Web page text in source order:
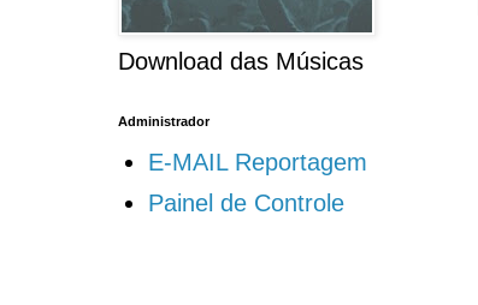
Download das Músicas
Administrador
E-MAIL Reportagem
Painel de Controle